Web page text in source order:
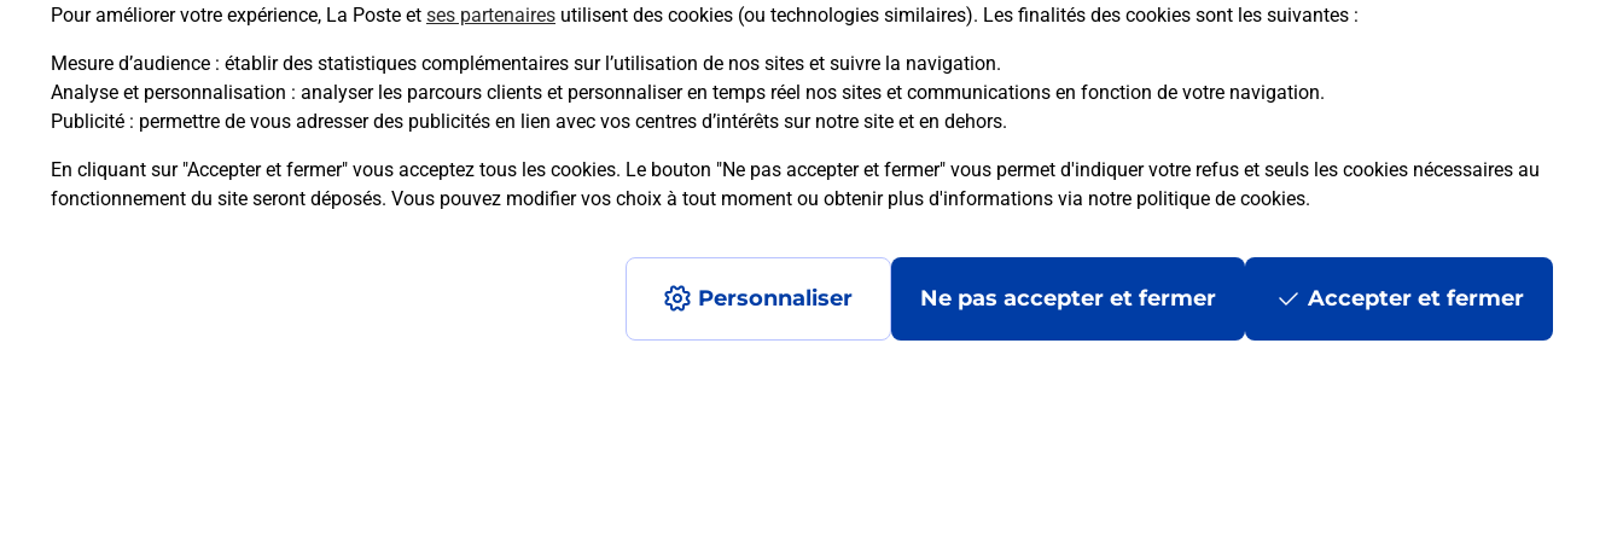
Pour améliorer votre expérience, La Poste et ses partenaires utilisent des cookies (ou technologies similaires). Les finalités des cookies sont les suivantes :
Mesure d’audience : établir des statistiques complémentaires sur l’utilisation de nos sites et suivre la navigation.
Analyse et personnalisation : analyser les parcours clients et personnaliser en temps réel nos sites et communications en fonction de votre navigation.
Publicité : permettre de vous adresser des publicités en lien avec vos centres d’intérêts sur notre site et en dehors.
En cliquant sur "Accepter et fermer" vous acceptez tous les cookies. Le bouton "Ne pas accepter et fermer" vous permet d'indiquer votre refus et seuls les cookies nécessaires au
fonctionnement du site seront déposés. Vous pouvez modifier vos choix à tout moment ou obtenir plus d'informations via notre politique de cookies.
Personnaliser Ne pas accepter et fermer Accepter et fermer
En savoir plus
Questions fréquemment posées
Comment retourner un colis acheté en ligne depuis votre boîte aux lettres ?